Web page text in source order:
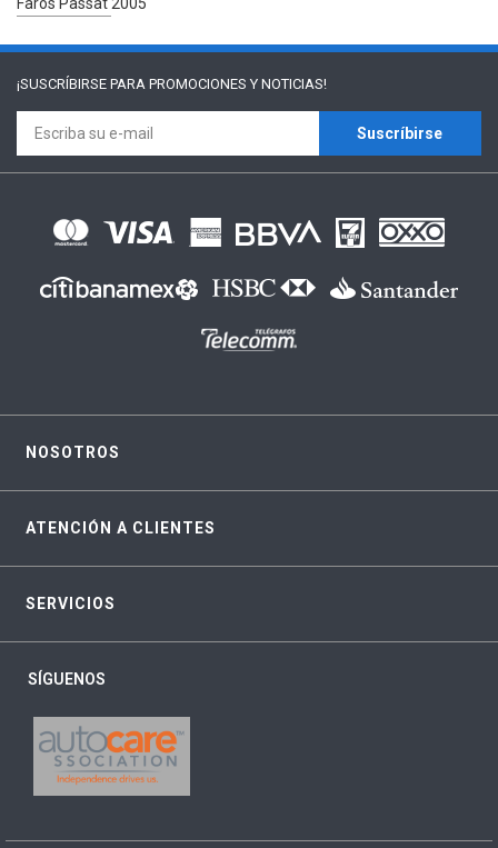
¡SUSCRÍBIRSE PARA PROMOCIONES Y NOTICIAS!
Suscríbirse
NOSOTROS
ATENCIÓN A CLIENTES
SERVICIOS
SÍGUENOS